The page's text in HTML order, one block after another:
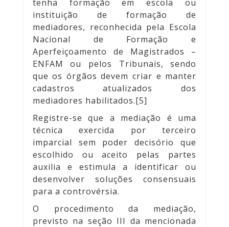
tenha formação em escola ou
instituição de formação de
mediadores, reconhecida pela Escola
Nacional de Formação e
Aperfeiçoamento de Magistrados –
ENFAM ou pelos Tribunais, sendo
que os órgãos devem criar e manter
cadastros atualizados dos
mediadores habilitados.[5]
Registre-se que a mediação é uma
técnica exercida por terceiro
imparcial sem poder decisório que
escolhido ou aceito pelas partes
auxilia e estimula a identificar ou
desenvolver soluções consensuais
para a controvérsia.
O procedimento da mediação,
previsto na seção III da mencionada